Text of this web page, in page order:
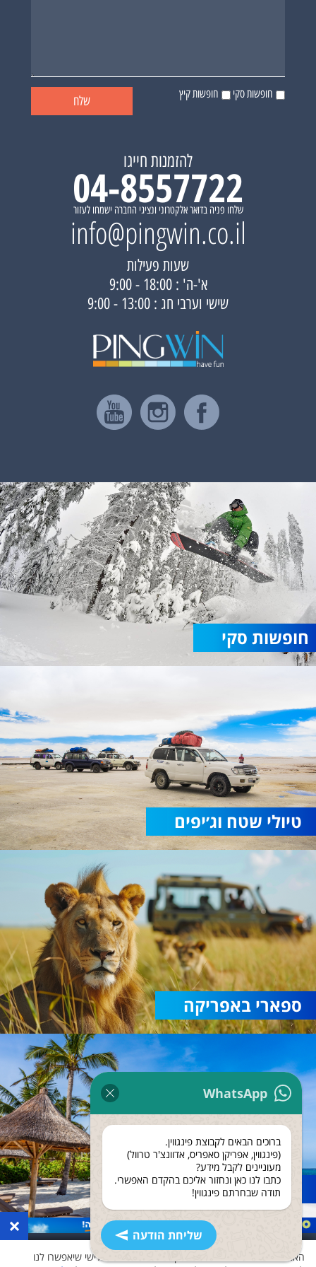
WhatsApp
ברוכים הבאים לקבוצת פינגווין.
(פינגווין, אפריקן סאפריס, אדוונצ'ר טרוול)
מעוניינים לקבל מידע?
כתבו לנו כאן ונחזור אליכם בהקדם האפשרי.
תודה שבחרתם פינגווין!
שליחת הודעה
חופשות סקי חופשות קיץ
להזמנות חייגו
04-8557722
שלחו פניה בדואר אלקטרוני ונציגי החברה ישמחו לעזור
info@pingwin.co.il
שעות פעילות
א'-ה' : 18:00 - 9:00
שישי וערבי חג : 13:00 - 9:00
חופשות סקי
טיולי שטח וג׳יפים
ספארי באפריקה
נופש בזנזיבר
×
האתר שלנו משתמש בעוגיות ואוסף נתונים גם לצד שלישי שיאפשרו לנו